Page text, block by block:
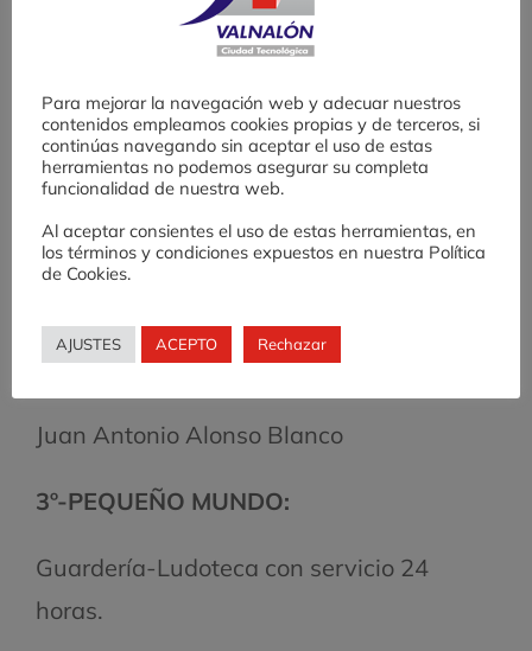
Tipografías en Metal
Álvaro Huergo Capín
Javier izquierdo Muñoz
Daniel Martínez González
Jairo Iván trillo López
Juan Antonio Alonso Blanco
3º-PEQUEÑO MUNDO:
Guardería-Ludoteca con servicio 24
horas.
Para mejorar la navegación web y adecuar nuestros
contenidos empleamos cookies propias y de terceros, si
continúas navegando sin aceptar el uso de estas
herramientas no podemos asegurar su completa
funcionalidad de nuestra web.
Al aceptar consientes el uso de estas herramientas, en
los términos y condiciones expuestos en nuestra Política
de Cookies.
AJUSTES ACEPTO Rechazar